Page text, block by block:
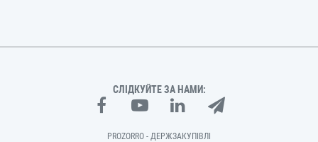
СЛІДКУЙТЕ ЗА НАМИ:
PROZORRO - ДЕРЖЗАКУПІВЛІ